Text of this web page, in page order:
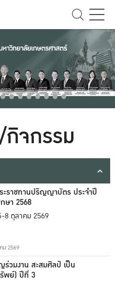
กิจกรรม
ราชทานปริญญาบัตร ประจำปี
ษา 2568
8 ตุลาคม 2569
ม 2569
ร่วมงาน สะสมศิลป์ เป็น
พย์) ปีที่ 3